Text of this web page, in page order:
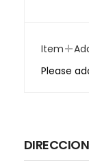
Item+
Please